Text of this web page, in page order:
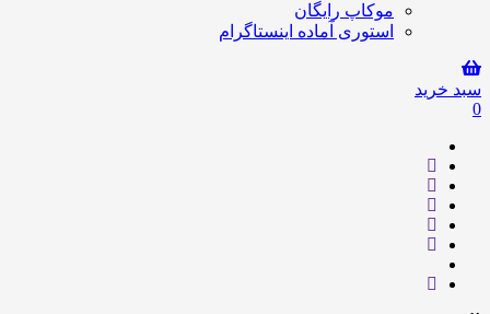
موکاپ رایگان
استوری آماده اینستاگرام
سبد خرید
0